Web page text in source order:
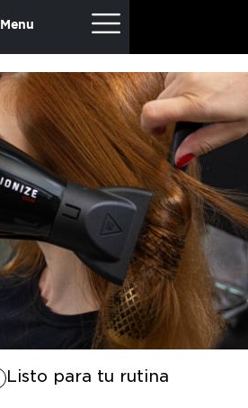
Menu
Listo para tu rutina